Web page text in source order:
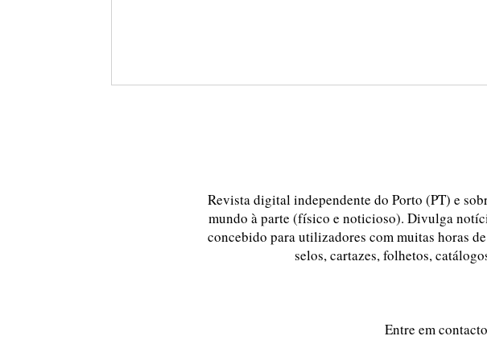
Revista digital independente do Porto (PT) e
mundo à parte (físico e noticioso). Divulga
concebido para utilizadores com muitas horas
selos, cartazes, folhetos,
Entre em